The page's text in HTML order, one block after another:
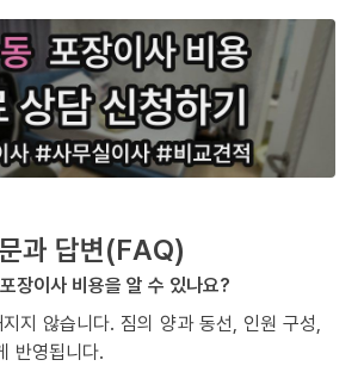
과 답변(FAQ)
장이사 비용을 알 수 있나요?
지 않습니다. 짐의 양과 동선, 인원 구성,
반영됩니다.